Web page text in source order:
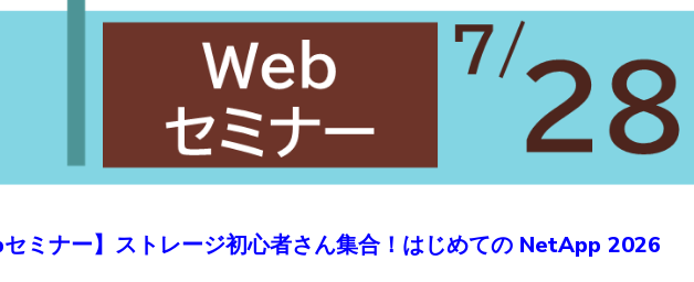
セミナー】ストレージ初心者さん集合！はじめての NetApp 2026